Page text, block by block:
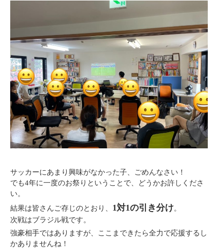
サッカーにあまり興味がなかった子、ごめんなさい！
でも4年に一度のお祭りということで、どうかお許しくださ
い。
結果は皆さんご存じのとおり、 1対1の引き分け。
次戦はブラジル戦です。
強豪相手ではありますが、ここまできたら全力で応援するし
かありませんね！